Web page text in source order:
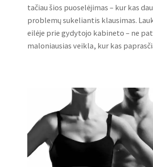
tačiau šios puoselėjimas – kur kas
problemų sukeliantis klausimas.
eilėje prie gydytojo kabineto – ne
maloniausias veikla, kur kas